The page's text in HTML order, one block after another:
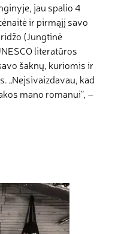
jau spalio 4
ir pirmąjį savo
(Jungtinė
literatūros
šaknų, kuriomis ir
„Neįsivaizdavau, kad
mano romanui“, –